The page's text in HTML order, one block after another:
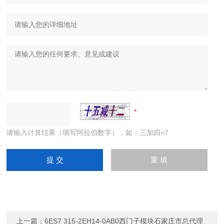
请输入计算结果（填写阿拉伯数字），如：三加四=7
上一篇：6ES7 315-2EH14-0AB0西门子模块石家庄市总代理